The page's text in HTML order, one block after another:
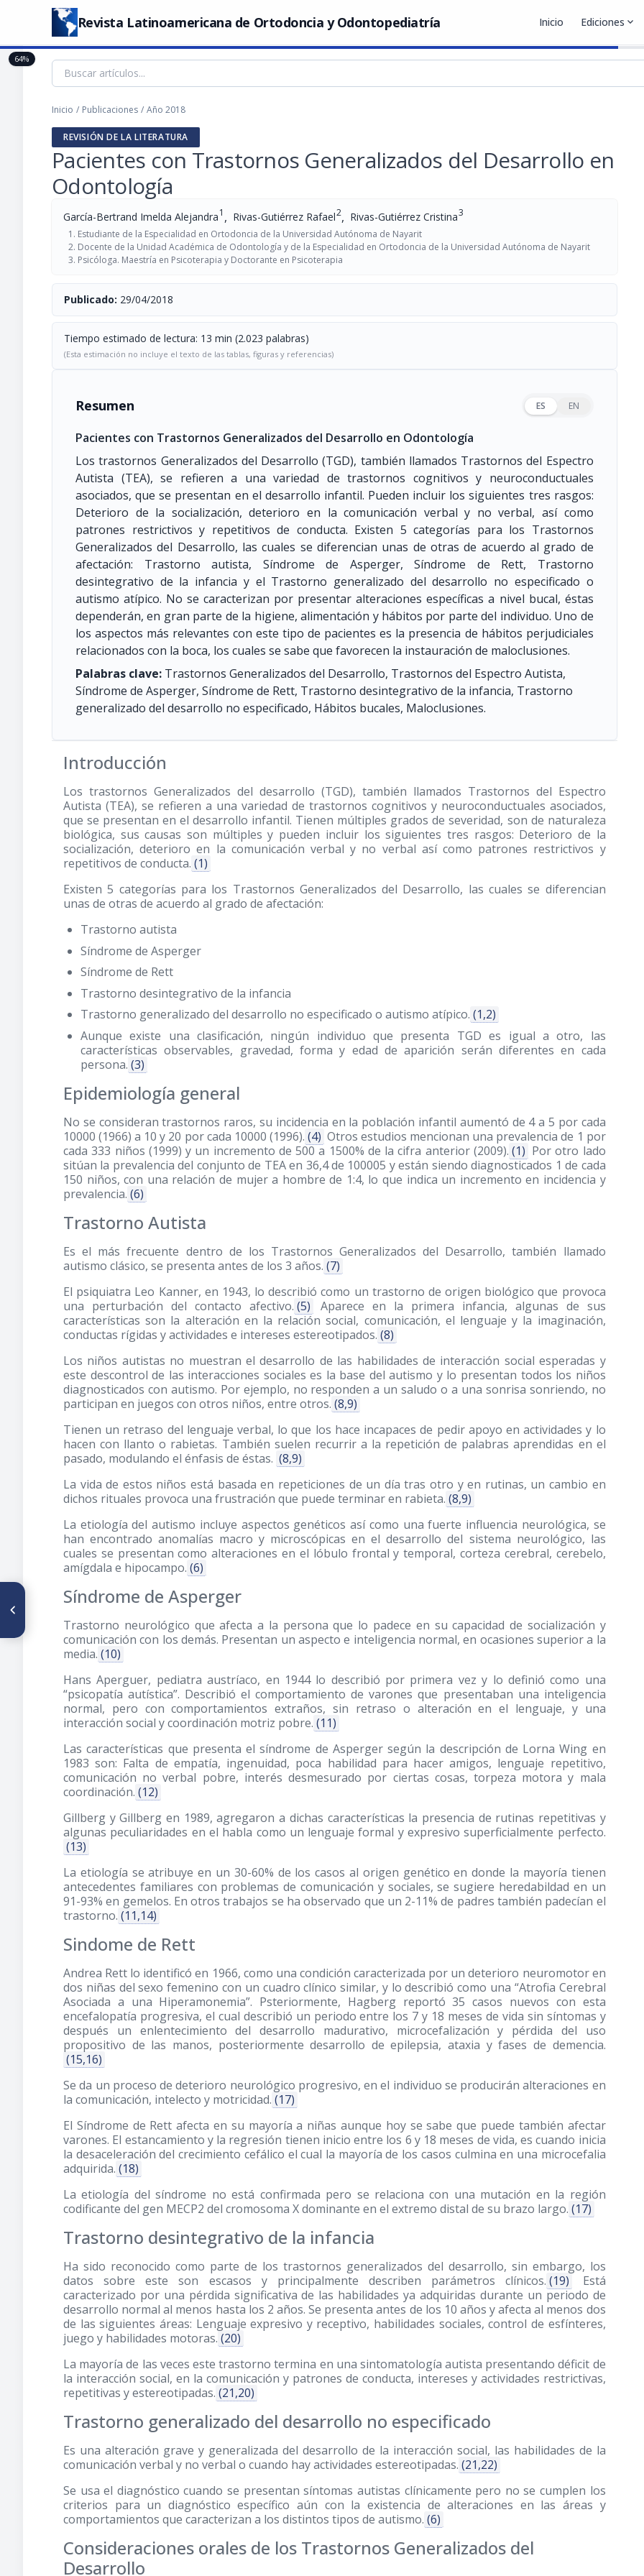
Revista Latinoamericana de Ortodoncia y Odontopediatría Inicio Ediciones expand_more
Inicio / Publicaciones / Año 2018
REVISIÓN DE LA LITERATURA
Pacientes con Trastornos Generalizados del Desarrollo en
Odontología
García-Bertrand Imelda Alejandra1 , Rivas-Gutiérrez Rafael2, Rivas-Gutiérrez Cristina3
Estudiante de la Especialidad en Ortodoncia de la Universidad Autónoma de Nayarit
Docente de la Unidad Académica de Odontología y de la Especialidad en Ortodoncia de la Universidad Autónoma de Nayarit
Psicóloga. Maestría en Psicoterapia y Doctorante en Psicoterapia
Publicado: 29/04/2018
Tiempo estimado de lectura: 13 min (2.023 palabras)
(Esta estimación no incluye el texto de las tablas, figuras y referencias)
Resumen ES EN
Pacientes con Trastornos Generalizados del Desarrollo en Odontología
Los trastornos Generalizados del Desarrollo (TGD), también llamados Trastornos del Espectro
Autista (TEA), se refieren a una variedad de trastornos cognitivos y neuroconductuales
asociados, que se presentan en el desarrollo infantil. Pueden incluir los siguientes tres rasgos:
Deterioro de la socialización, deterioro en la comunicación verbal y no verbal, así como
patrones restrictivos y repetitivos de conducta. Existen 5 categorías para los Trastornos
Generalizados del Desarrollo, las cuales se diferencian unas de otras de acuerdo al grado de
afectación: Trastorno autista, Síndrome de Asperger, Síndrome de Rett, Trastorno
desintegrativo de la infancia y el Trastorno generalizado del desarrollo no especificado o
autismo atípico. No se caracterizan por presentar alteraciones específicas a nivel bucal, éstas
dependerán, en gran parte de la higiene, alimentación y hábitos por parte del individuo. Uno de
los aspectos más relevantes con este tipo de pacientes es la presencia de hábitos perjudiciales
relacionados con la boca, los cuales se sabe que favorecen la instauración de maloclusiones.
Palabras clave: Trastornos Generalizados del Desarrollo, Trastornos del Espectro Autista,
Síndrome de Asperger, Síndrome de Rett, Trastorno desintegrativo de la infancia, Trastorno
generalizado del desarrollo no especificado, Hábitos bucales, Maloclusiones.
Introducción
Los trastornos Generalizados del desarrollo (TGD), también llamados Trastornos del Espectro
Autista (TEA), se refieren a una variedad de trastornos cognitivos y neuroconductuales asociados,
que se presentan en el desarrollo infantil. Tienen múltiples grados de severidad, son de naturaleza
biológica, sus causas son múltiples y pueden incluir los siguientes tres rasgos: Deterioro de la
socialización, deterioro en la comunicación verbal y no verbal así como patrones restrictivos y
repetitivos de conducta. (1)
Existen 5 categorías para los Trastornos Generalizados del Desarrollo, las cuales se diferencian
unas de otras de acuerdo al grado de afectación:
Trastorno autista
Síndrome de Asperger
Síndrome de Rett
Trastorno desintegrativo de la infancia
Trastorno generalizado del desarrollo no especificado o autismo atípico. (1,2)
Aunque existe una clasificación, ningún individuo que presenta TGD es igual a otro, las
características observables, gravedad, forma y edad de aparición serán diferentes en cada
persona. (3)
Epidemiología general
No se consideran trastornos raros, su incidencia en la población infantil aumentó de 4 a 5 por cada
10000(1966) a 10 y 20 por cada 10000 (1996). (4) Otros estudios mencionan una prevalencia de 1 por
cada 333 niños (1999) y un incremento de 500 a 1500% de la cifra anterior (2009). (1) Por otro lado
sitúan la prevalencia del conjunto de TEA en 36,4 de 100005 y están siendo diagnosticados 1 de cada
150 niños, con una relación de mujer a hombre de 1:4, lo que indica un incremento en incidencia y
prevalencia. (6)
Trastorno Autista
Es el más frecuente dentro de los Trastornos Generalizados del Desarrollo, también llamado
autismo clásico, se presenta antes de los 3 años. (7)
El psiquiatra Leo Kanner, en 1943, lo describió como un trastorno de origen biológico que provoca
una perturbación del contacto afectivo. (5)
Aparece en la primera infancia, algunas de sus
características son la alteración en la relación social, comunicación, el lenguaje y la imaginación,
conductas rígidas y actividades e intereses estereotipados. (8)
Los niños autistas no muestran el desarrollo de las habilidades de interacción social esperadas y
este descontrol de las interacciones sociales es la base del autismo y lo presentan todos los niños
diagnosticados con autismo. Por ejemplo, no responden a un saludo o a una sonrisa sonriendo, no
participan en juegos con otros niños, entre otros. (8,9)
Tienen un retraso del lenguaje verbal, lo que los hace incapaces de pedir apoyo en actividades y lo
hacen con llanto o rabietas. También suelen recurrir a la repetición de palabras aprendidas en el
pasado, modulando el énfasis de éstas. (8,9)
La vida de estos niños está basada en repeticiones de un día tras otro y en rutinas, un cambio en
dichos rituales provoca una frustración que puede terminar en rabieta. (8,9)
La etiología del autismo incluye aspectos genéticos así como una fuerte influencia neurológica, se
han encontrado anomalías macro y microscópicas en el desarrollo del sistema neurológico, las
cuales se presentan como alteraciones en el lóbulo frontal y temporal, corteza cerebral, cerebelo,
amígdala e hipocampo. (6)
Síndrome de Asperger
Trastorno neurológico que afecta a la persona que lo padece en su capacidad de socialización y
comunicación con los demás. Presentan un aspecto e inteligencia normal, en ocasiones superior a la
media. (10)
Hans Aperguer, pediatra austríaco, en 1944 lo describió por primera vez y lo definió como una
“psicopatía autística”. Describió el comportamiento de varones que presentaban una inteligencia
normal, pero con comportamientos extraños, sin retraso o alteración en el lenguaje, y una
interacción social y coordinación motriz pobre. (11)
Las características que presenta el síndrome de Asperger según la descripción de Lorna Wing en
1983 son: Falta de empatía, ingenuidad, poca habilidad para hacer amigos, lenguaje repetitivo,
comunicación no verbal pobre, interés desmesurado por ciertas cosas, torpeza motora y mala
coordinación. (12)
Gillberg y Gillberg en 1989, agregaron a dichas características la presencia de rutinas repetitivas y
algunas peculiaridades en el habla como un lenguaje formal y expresivo superficialmente perfecto.
(13)
La etiología se atribuye en un 30-60% de los casos al origen genético en donde la mayoría tienen
antecedentes familiares con problemas de comunicación y sociales, se sugiere heredabildad en un
91-93% en gemelos. En otros trabajos se ha observado que un 2-11% de padres también padecían el
trastorno. (11,14)
Sindome de Rett
Andrea Rett lo identificó en 1966, como una condición caracterizada por un deterioro neuromotor en
dos niñas del sexo femenino con un cuadro clínico similar, y lo describió como una “Atrofia Cerebral
Asociada a una Hiperamonemia”. Psteriormente, Hagberg reportó 35 casos nuevos con esta
encefalopatía progresiva, el cual describió un periodo entre los 7 y 18 meses de vida sin síntomas y
después un enlentecimiento del desarrollo madurativo, microcefalización y pérdida del uso
propositivo de las manos, posteriormente desarrollo de epilepsia, ataxia y fases de demencia.
(15,16)
Se da un proceso de deterioro neurológico progresivo, en el individuo se producirán alteraciones en
la comunicación, intelecto y motricidad. (17)
El Síndrome de Rett afecta en su mayoría a niñas aunque hoy se sabe que puede también afectar
varones. El estancamiento y la regresión tienen inicio entre los 6 y 18 meses de vida, es cuando inicia
la desaceleración del crecimiento cefálico el cual la mayoría de los casos culmina en una microcefalia
adquirida. (18)
La etiología del síndrome no está confirmada pero se relaciona con una mutación en la región
codificante del gen MECP2 del cromosoma X dominante en el extremo distal de su brazo largo. (17)
Trastorno desintegrativo de la infancia
Ha sido reconocido como parte de los trastornos generalizados del desarrollo, sin embargo, los
datos sobre este son escasos y principalmente describen parámetros clínicos. (19)
Está
caracterizado por una pérdida significativa de las habilidades ya adquiridas durante un periodo de
desarrollo normal al menos hasta los 2 años. Se presenta antes de los 10 años y afecta al menos dos
de las siguientes áreas: Lenguaje expresivo y receptivo, habilidades sociales, control de esfínteres,
juego y habilidades motoras. (20)
La mayoría de las veces este trastorno termina en una sintomatología autista presentando déficit de
la interacción social, en la comunicación y patrones de conducta, intereses y actividades restrictivas,
repetitivas y estereotipadas. (21,20)
Trastorno generalizado del desarrollo no especificado
Es una alteración grave y generalizada del desarrollo de la interacción social, las habilidades de la
comunicación verbal y no verbal o cuando hay actividades estereotipadas. (21,22)
Se usa el diagnóstico cuando se presentan síntomas autistas clínicamente pero no se cumplen los
criterios para un diagnóstico específico aún con la existencia de alteraciones en las áreas y
comportamientos que caracterizan a los distintos tipos de autismo. (6)
Consideraciones orales de los Trastornos Generalizados del
Desarrollo
64%
ARTÍCULO ANTERIOR
Invisalign - Revisión
bibliográfica